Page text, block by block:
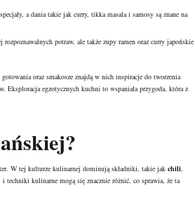
a dania takie jak curry, tikka masala i samosy są znane na
potraw, ale także zupy ramen oraz curry japońskie
oraz smakosze znajdą w nich inspiracje do tworzenia
Eksploracja egzotycznych kuchni to wspaniała przygoda, która z
W tej kulturze kulinarnej dominują składniki, takie jak chili,
kulinarne mogą się znacznie różnić, co sprawia, że ta